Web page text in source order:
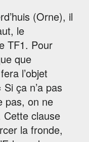
(Orne), il
le
TF1. Pour
que
l’objet
ça n’a pas
pas, on ne
clause
la fronde,